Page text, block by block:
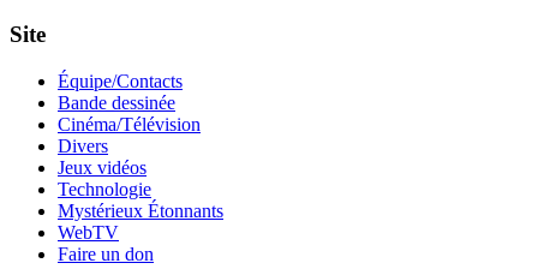
Site
Équipe/Contacts
Bande dessinée
Cinéma/Télévision
Divers
Jeux vidéos
Technologie
Mystérieux Étonnants
WebTV
Faire un don